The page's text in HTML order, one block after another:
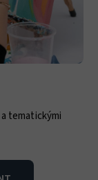
tematickými